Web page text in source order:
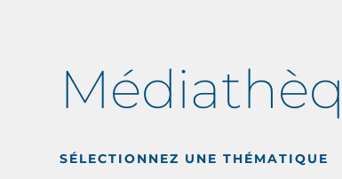
SÉLECTIONNEZ UNE THÉMATIQUE